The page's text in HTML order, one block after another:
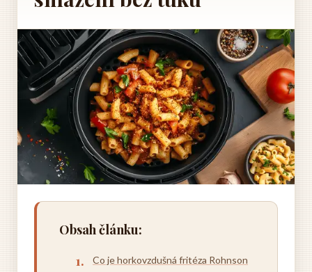
Obsah článku:
Co je horkovzdušná fritéza Rohnson